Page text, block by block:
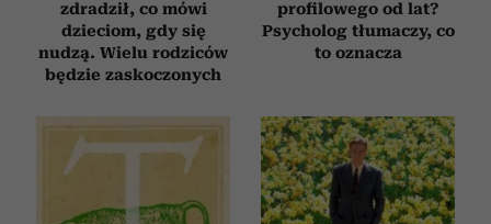
zdradził, co mówi
dzieciom, gdy się
nudzą. Wielu rodziców
będzie zaskoczonych
profilowego od lat?
Psycholog tłumaczy, co
to oznacza